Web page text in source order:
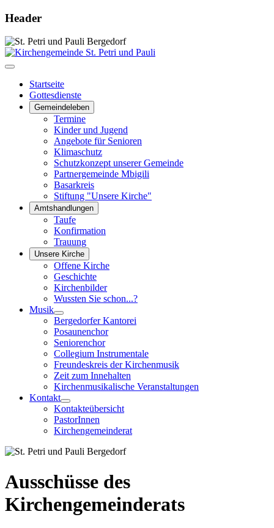
Header
Startseite
Gottesdienste
Gemeindeleben
Termine
Kinder und Jugend
Angebote für Senioren
Klimaschutz
Schutzkonzept unserer Gemeinde
Partnergemeinde Mbigili
Basarkreis
Stiftung "Unsere Kirche"
Amtshandlungen
Taufe
Konfirmation
Trauung
Unsere Kirche
Offene Kirche
Geschichte
Kirchenbilder
Wussten Sie schon...?
Musik
Bergedorfer Kantorei
Posaunenchor
Seniorenchor
Collegium Instrumentale
Freundeskreis der Kirchenmusik
Zeit zum Innehalten
Kirchenmusikalische Veranstaltungen
Kontakt
Kontakteübersicht
PastorInnen
Kirchengemeinderat
Ausschüsse des
Kirchengemeinderats